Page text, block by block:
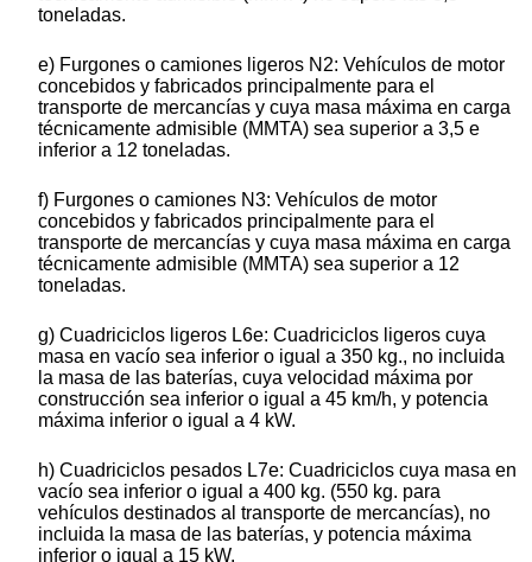
toneladas.
e) Furgones o camiones ligeros N2: Vehículos de motor
concebidos y fabricados principalmente para el
transporte de mercancías y cuya masa máxima en carga
técnicamente admisible (MMTA) sea superior a 3,5 e
inferior a 12 toneladas.
f) Furgones o camiones N3: Vehículos de motor
concebidos y fabricados principalmente para el
transporte de mercancías y cuya masa máxima en carga
técnicamente admisible (MMTA) sea superior a 12
toneladas.
g) Cuadriciclos ligeros L6e: Cuadriciclos ligeros cuya
masa en vacío sea inferior o igual a 350 kg., no incluida
la masa de las baterías, cuya velocidad máxima por
construcción sea inferior o igual a 45 km/h, y potencia
máxima inferior o igual a 4 kW.
h) Cuadriciclos pesados L7e: Cuadriciclos cuya masa en
vacío sea inferior o igual a 400 kg. (550 kg. para
vehículos destinados al transporte de mercancías), no
incluida la masa de las baterías, y potencia máxima
inferior o igual a 15 kW.